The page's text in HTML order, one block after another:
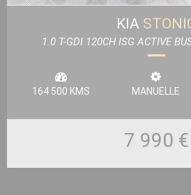
KIA
1.0 T-GDI 120CH ISG ACTIVE
164 500 KMS MANUELLE
7 990 €